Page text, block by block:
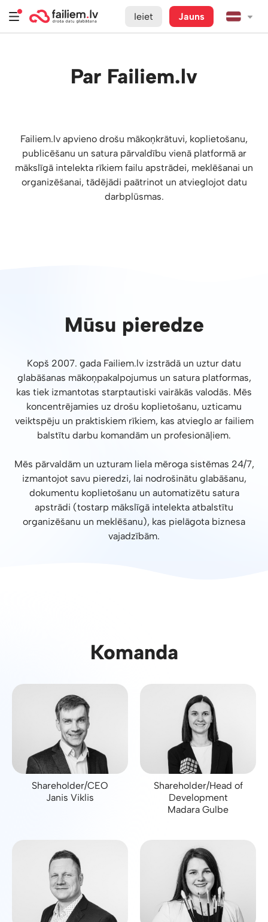
Ieiet Jauns
Par Failiem.lv
Failiem.lv apvieno drošu mākoņkrātuvi, koplietošanu,
publicēšanu un satura pārvaldību vienā platformā ar
mākslīgā intelekta rīkiem failu apstrādei, meklēšanai un
organizēšanai, tādējādi paātrinot un atvieglojot datu
darbplūsmas.
Mūsu pieredze
Kopš 2007. gada Failiem.lv izstrādā un uztur datu
glabāšanas mākoņpakalpojumus un satura platformas,
kas tiek izmantotas starptautiski vairākās valodās. Mēs
koncentrējamies uz drošu koplietošanu, uzticamu
veiktspēju un praktiskiem rīkiem, kas atvieglo ar failiem
balstītu darbu komandām un profesionāļiem.
Mēs pārvaldām un uzturam liela mēroga sistēmas 24/7,
izmantojot savu pieredzi, lai nodrošinātu glabāšanu,
dokumentu koplietošanu un automatizētu satura
apstrādi (tostarp mākslīgā intelekta atbalstītu
organizēšanu un meklēšanu), kas pielāgota biznesa
vajadzībām.
Komanda
Shareholder/CEO
Janis Viklis
Shareholder/Head of
Development
Madara Gulbe